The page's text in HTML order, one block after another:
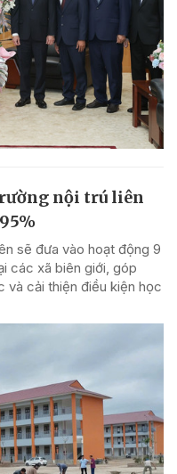
nội trú liên
sẽ đưa vào hoạt động 9
các xã biên giới, góp
và cải thiện điều kiện học